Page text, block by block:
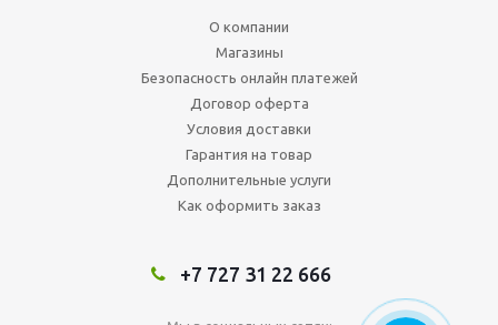
О компании
Магазины
Безопасность онлайн платежей
Договор оферта
Условия доставки
Гарантия на товар
Дополнительные услуги
Как оформить заказ
+7 727 31 22 666